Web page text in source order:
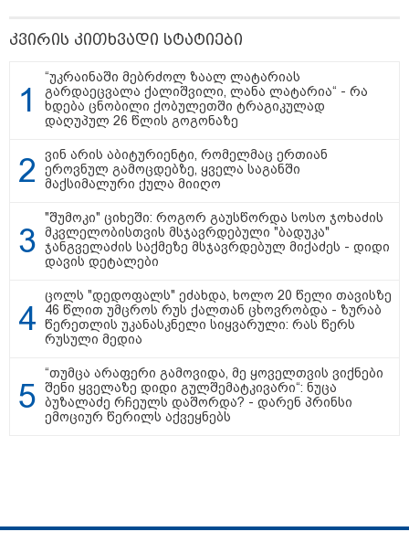
ჩაკეტილი „პოლიტიკური
სამკუთხედი“ - კულუარული
სისხლის ფასად ჯდება
არჩევანის გაკეთება მოუწევს...
„ორ სკამზე ჯდომის“
შესაძლებლობა შეიძლება
მირიანაშვილის ანალიზი
ჯარისკაცი, რომელიც 29 წელი
მეცნიერება
კვირის კითხვადი სტატიები
“უკრაინაში მებრძოლ ზაალ ლატარიას
გარდაეცვალა ქალიშვილი, ლანა ლატარია“ - რა
ხდება ცნობილი ქობულეთში ტრაგიკულად
დაღუპულ 26 წლის გოგონაზე
ვინ არის აბიტურიენტი, რომელმაც ერთიან
ეროვნულ გამოცდებზე, ყველა საგანში
მაქსიმალური ქულა მიიღო
"შუმოკი" ციხეში: როგორ გაუსწორდა სოსო ჯოხაძის
მკვლელობისთვის მსჯავრდებული "ბადუკა"
ჯანგველაძის საქმეზე მსჯავრდებულ მიქაძეს - დიდი
დავის დეტალები
ცოლს "დედოფალს" ეძახდა, ხოლო 20 წელი თავისზე
46 წლით უმცროს რუს ქალთან ცხოვრობდა - ზურაბ
წერეთლის უკანასკნელი სიყვარული: რას წერს
რუსული მედია
“თუმცა არაფერი გამოვიდა, მე ყოველთვის ვიქნები
შენი ყველაზე დიდი გულშემატკივარი“: ნუცა
ბუზალაძე რჩეულს დაშორდა? - დარენ პრინსი
ემოციურ წერილს აქვეყნებს